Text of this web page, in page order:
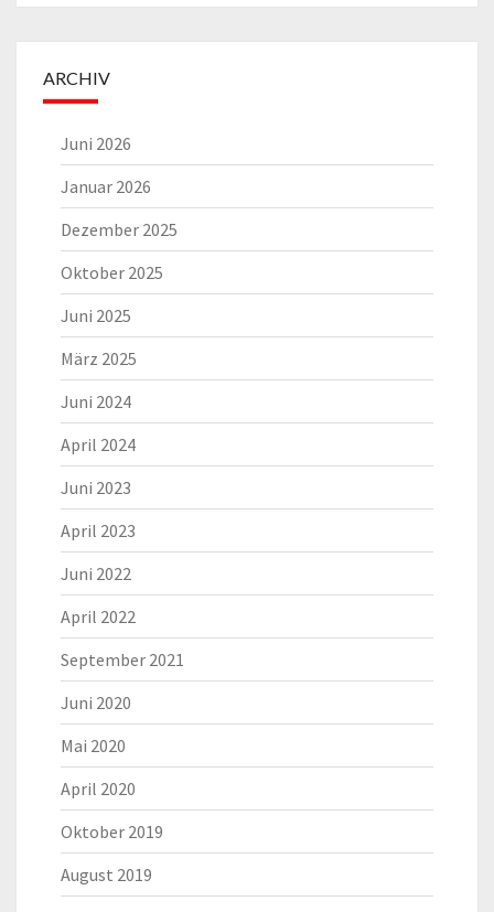
ARCHIV
Juni 2026
Januar 2026
Dezember 2025
Oktober 2025
Juni 2025
März 2025
Juni 2024
April 2024
Juni 2023
April 2023
Juni 2022
April 2022
September 2021
Juni 2020
Mai 2020
April 2020
Oktober 2019
August 2019